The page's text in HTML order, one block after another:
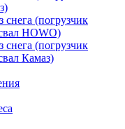
снега (погрузчик
HOWO)
снега (погрузчик
Камаз)